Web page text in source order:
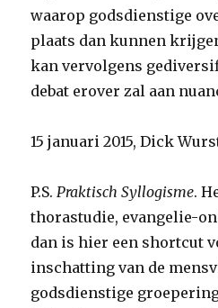
waarop godsdienstige
plaats dan kunnen
kan vervolgens
debat erover zal aan
15 januari 2015, Dick
P.S.Praktisch Syllogisme.
thorastudie, evangelie-
dan is hier een shortcut
inschatting van de
godsdienstige